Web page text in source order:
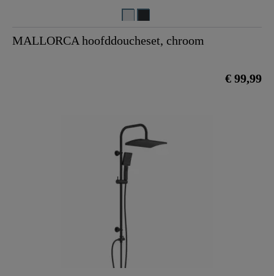
MALLORCA hoofddoucheset, chroom
€ 99,99